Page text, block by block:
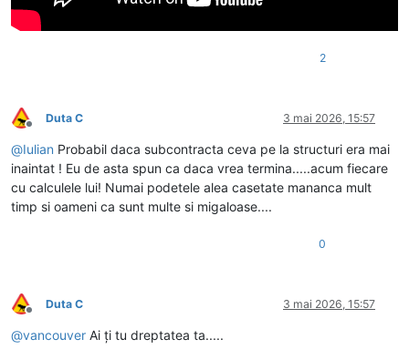
2
Deconectat
Duta C 3 mai 2026, 15:57
@Iulian Probabil daca subcontracta ceva pe la structuri era mai
inaintat ! Eu de asta spun ca daca vrea termina.....acum fiecare
cu calculele lui! Numai podetele alea casetate mananca mult
timp si oameni ca sunt multe si migaloase....
0
Deconectat
Duta C 3 mai 2026, 15:57
@vancouver Ai ți tu dreptatea ta.....